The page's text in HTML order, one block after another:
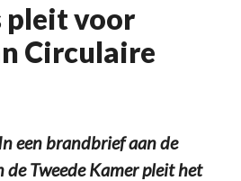
voor
Circulaire
een brandbrief aan de
Tweede Kamer pleit het